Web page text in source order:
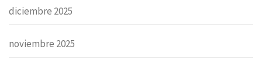
diciembre 2025
noviembre 2025